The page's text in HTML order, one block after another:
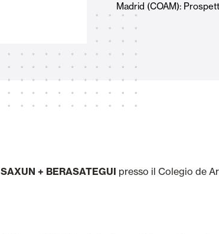
Tende Esterne
Madrid (COAM):
SAXUN + BERASATEGUI presso il Colegio de